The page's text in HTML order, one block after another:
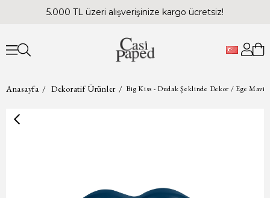
5.000 TL üzeri alışverişinize kargo ücretsiz!
Anasayfa Dekoratif Ürünler Big Kiss - Dudak Şeklinde Dekor / Ege Mavi